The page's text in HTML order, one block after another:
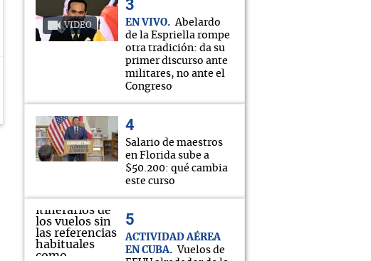
VIDEO EN VIVO
Abelardo
de la Espriella rompe
otra tradición: da su
primer discurso ante
militares, no ante el
Congreso
Salario de maestros
en Florida sube a
$50.200: qué cambia
este curso
ACTIVIDAD AÉREA
EN CUBA
Vuelos de